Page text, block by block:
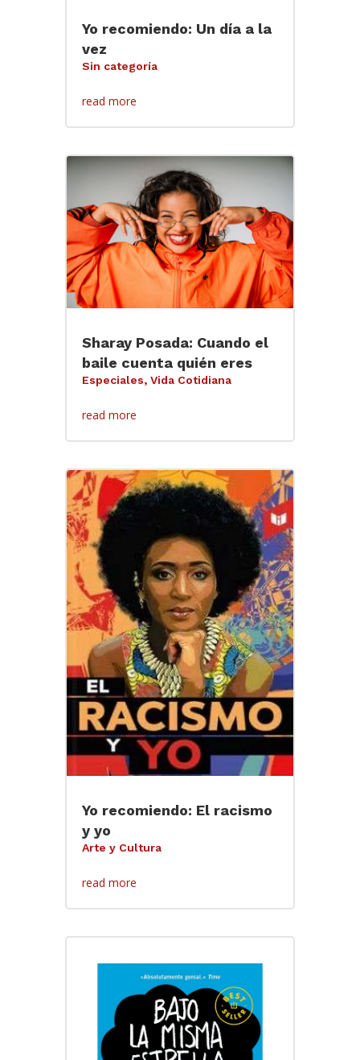
Yo recomiendo: Un día a la
vez
Sin categoría
read more
Sharay Posada: Cuando el
baile cuenta quién eres
Especiales, Vida Cotidiana
read more
Yo recomiendo: El racismo
y yo
Arte y Cultura
read more